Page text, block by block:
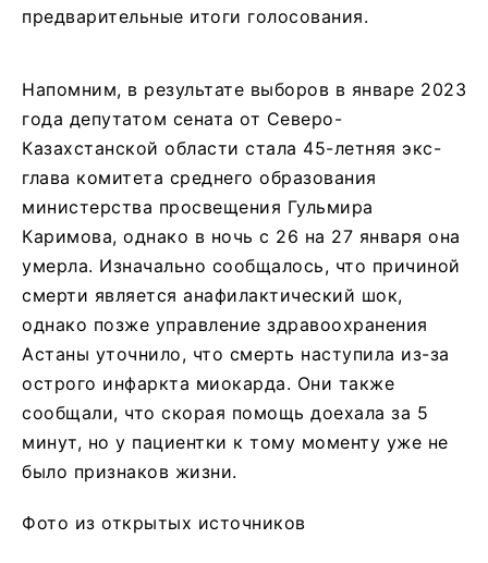
предварительные итоги голосования.
Напомним, в результате выборов в январе 2023
года депутатом сената от Северо-
Казахстанской области стала 45-летняя экс-
глава комитета среднего образования
министерства просвещения Гульмира
Каримова, однако в ночь с 26 на 27 января она
умерла. Изначально сообщалось, что причиной
смерти является анафилактический шок,
однако позже управление здравоохранения
Астаны уточнило, что смерть наступила из-за
острого инфаркта миокарда. Они также
сообщали, что скорая помощь доехала за 5
минут, но у пациентки к тому моменту уже не
было признаков жизни.
Фото из открытых источников